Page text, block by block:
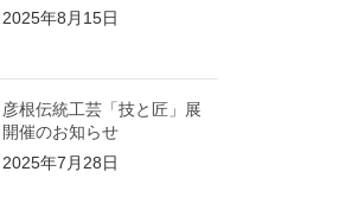
2025年8月15日
彦根伝統工芸「技と匠」展
開催のお知らせ
2025年7月28日